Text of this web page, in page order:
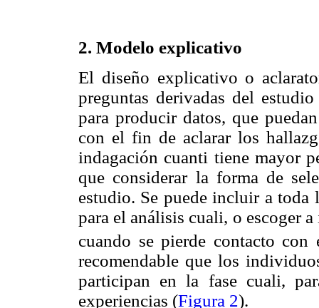
2. Modelo explicativo
El diseño explicativo o
preguntas derivadas del
para producir datos, que
con el fin de aclarar los
indagación cuanti tiene mayor
que considerar la forma de
estudio. Se puede incluir a toda
para el análisis cuali, o escoger
cuando se pierde contacto
recomendable que los
participan en la fase cuali,
experiencias (Figura 2).